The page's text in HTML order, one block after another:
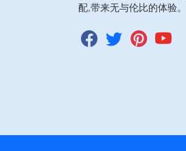
配,带来无与伦比的体验。